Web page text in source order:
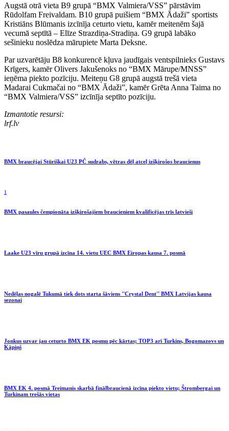
Augstā otrā vieta B9 grupā “BMX Valmiera/VSS” pārstāvim
Rūdolfam Freivaldam. B10 grupā puišiem “BMX Ādaži” sportists
Kristiāns Blūmanis izcīnīja ceturto vietu, kamēr meitenēm šajā
vecumā septītā – Elīze Strazdiņa-Stradiņa. G9 grupā labāko
sešinieku noslēdza mārupiete Marta Deksne.
Par uzvarētāju B8 konkurencē kļuva jaudīgais ventspilnieks Gustavs
Krīgers, kamēr Olivers Jakušenoks no “BMX Mārupe/MNSS”
ieņēma piekto pozīciju. Meiteņu G8 grupā augstā trešā vieta
Madarai Cukmačai no “BMX Ādaži”, kamēr Grēta Anna Taima no
“BMX Valmiera/VSS” izcīnīja septīto pozīciju.
Izmantotie resursi:
lrf.lv
BMX braucējai Stūriškai U23 PČ sudrabs, vētras dēļ atceļ izšķirošos braucienus
1
BMX pasaules čempionāta izšķirošajiem braucieniem kvalificējas trīs latvieši
Laake U23 vīru grupā izcīna 14. vietu UEC BMX Eiropas kausa 7. posmā
Nedēļas nogalē Tukumā tiek dots starta šāviens ''Crystal Dent'' BMX Latvijas kausa
sezonai
Jonkus uzvar jau ceturto BMX EK posmu pēc kārtas; TOP3 arī Turkins, Bogomazovs un
Kāpiņš
BMX EK 4. posmā Treimanis skarbā finālbraucienā izcīna piekto vietu; Štrombergai un
Turkinam trešās vietas